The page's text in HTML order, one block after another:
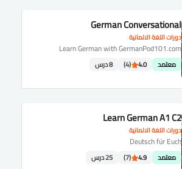
دورات اللغة الالمانية
German Conversational
Learn German with GermanPod101.com
معتمد 4.0
(4) 8 درس
دورات اللغة الالمانية
Learn German A1 C2
Deutsch für Euch
معتمد 4.9
(7) 25 درس